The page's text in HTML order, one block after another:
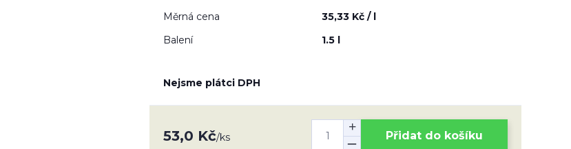
Měrná cena
35,33 Kč / l
Balení
1.5 l
Nejsme plátci DPH
53,0 Kč/ks Přidat do košíku